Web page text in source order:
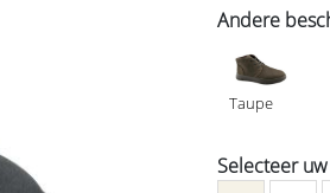
Andere
Taupe